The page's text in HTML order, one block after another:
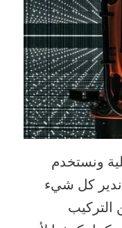
ونستخدم
ندير كل شيء
التركيب